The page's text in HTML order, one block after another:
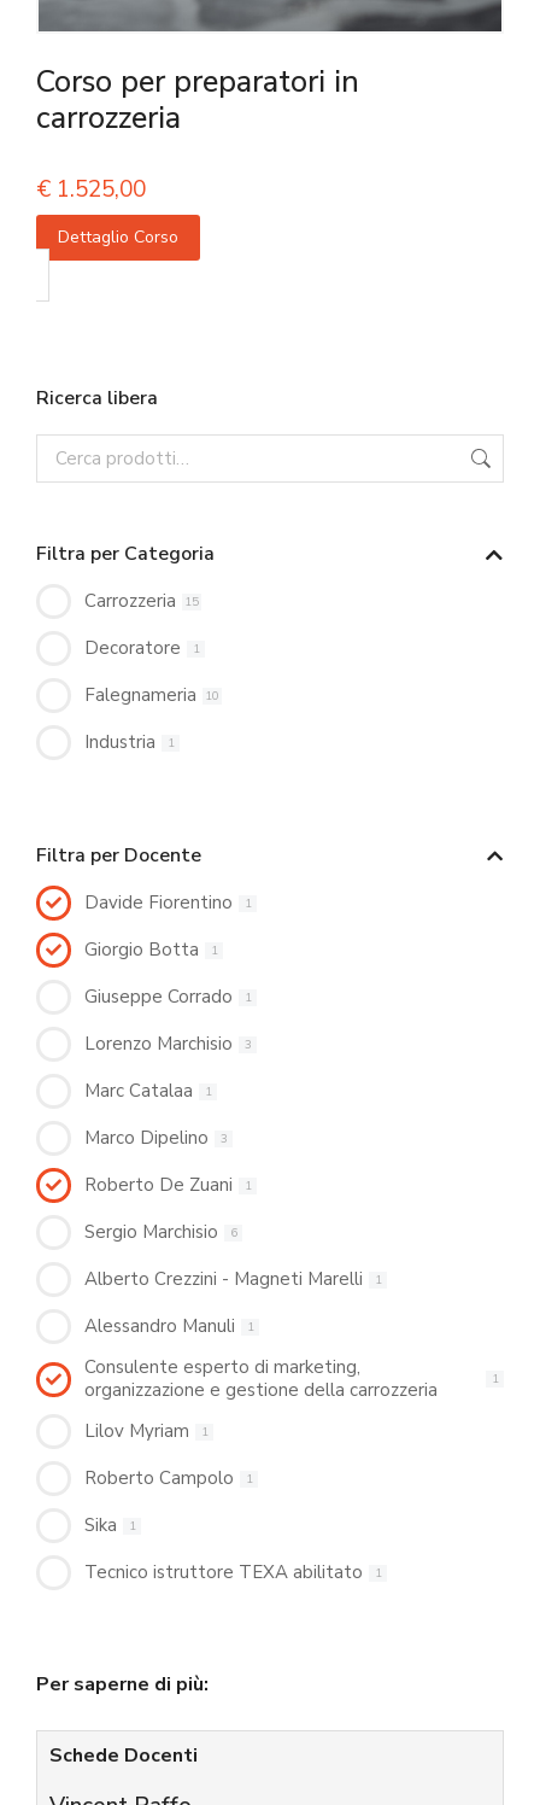
Corso per preparatori in
carrozzeria
€ 1.525,00
Dettaglio Corso
Ricerca libera
Filtra per Categoria
Carrozzeria 15
Decoratore 1
Falegnameria 10
Industria 1
Filtra per Docente
Davide Fiorentino 1
Giorgio Botta 1
Giuseppe Corrado 1
Lorenzo Marchisio 3
Marc Catalaa 1
Marco Dipelino 3
Roberto De Zuani 1
Sergio Marchisio 6
Alberto Crezzini - Magneti Marelli 1
Alessandro Manuli 1
Consulente esperto di marketing,
organizzazione e gestione della carrozzeria
1
Lilov Myriam 1
Roberto Campolo 1
Sika 1
Tecnico istruttore TEXA abilitato 1
Per saperne di più:
Schede Docenti